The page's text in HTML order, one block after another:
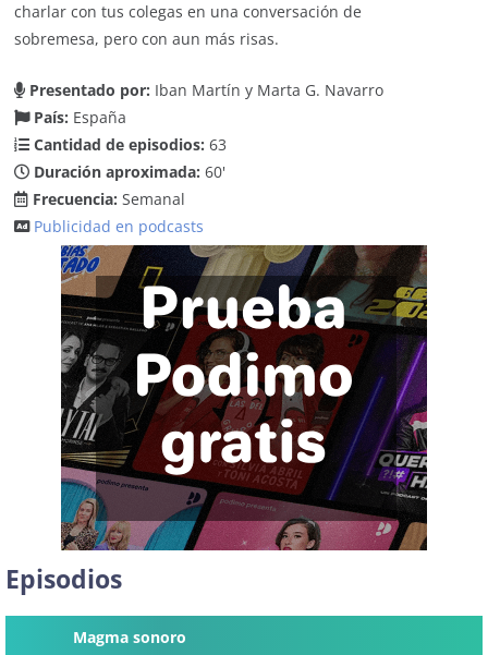
charlar con tus colegas en una conversación de
sobremesa, pero con aun más risas.
Presentado por: Iban Martín y Marta G. Navarro
País: España
Cantidad de episodios: 63
Duración aproximada: 60'
Frecuencia: Semanal
Publicidad en podcasts
Episodios
Magma sonoro